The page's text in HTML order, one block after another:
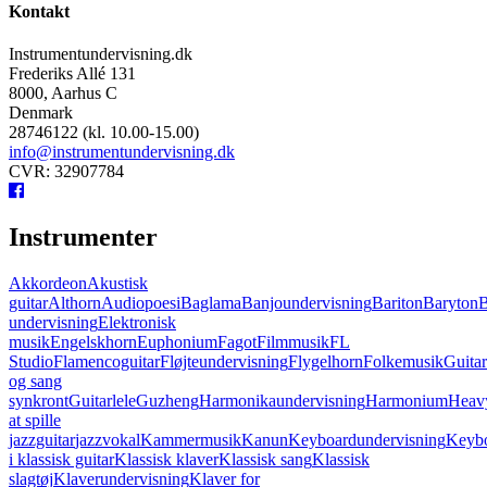
Kontakt
Instrumentundervisning.dk
Frederiks Allé 131
8000, Aarhus C
Denmark
28746122 (kl. 10.00-15.00)
info@instrumentundervisning.dk
CVR: 32907784
Instrumenter
AkkordeonAkustisk
guitarAlthornAudiopoesiBaglamaBanjoundervisningBaritonBaryton
undervisningElektronisk
musikEngelskhornEuphoniumFagotFilmmusikFL
StudioFlamencoguitarFløjteundervisningFlygelhornFolkemusik
og sang
synkrontGuitarleleGuzhengHarmonikaundervisningHarmonium
at spille
jazzguitarjazzvokalKammermusikKanunKeyboardundervisning
i klassisk guitarKlassisk klaverKlassisk sangKlassisk
slagtøjKlaverundervisningKlaver for